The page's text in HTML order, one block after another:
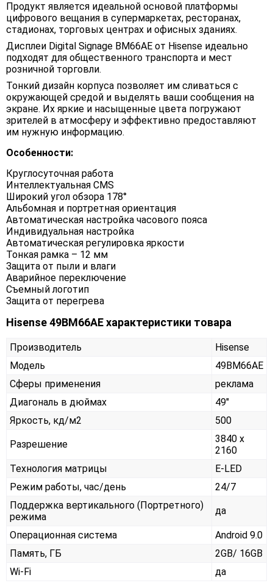
Продукт является идеальной основой платформы
цифрового вещания в супермаркетах, ресторанах,
стадионах, торговых центрах и офисных зданиях.
Дисплеи Digital Signage BM66AE от Hisense идеально
подходят для общественного транспорта и мест
розничной торговли.
Тонкий дизайн корпуса позволяет им сливаться с
окружающей средой и выделять ваши сообщения на
экране. Их яркие и насыщенные цвета погружают
зрителей в атмосферу и эффективно предоставляют
им нужную информацию.
Особенности:
Круглосуточная работа
Интеллектуальная CMS
Широкий угол обзора 178°
Альбомная и портретная ориентация
Автоматическая настройка часового пояса
Индивидуальная настройка
Автоматическая регулировка яркости
Тонкая рамка – 12 мм
Защита от пыли и влаги
Аварийное переключение
Съемный логотип
Защита от перегрева
Hisense 49BM66AE характеристики товара
Производитель
Hisense
Модель
49BM66AE
Сферы применения
реклама
Диагональ в дюймах
49"
Яркость, кд/м2
500
Разрешение
3840 x
2160
Технология матрицы
E-LED
Режим работы, час/день
24/7
Поддержка вертикального (Портретного)
режима
да
Операционная система
Android 9.0
Память, ГБ
2GB/ 16GB
Wi-Fi
да